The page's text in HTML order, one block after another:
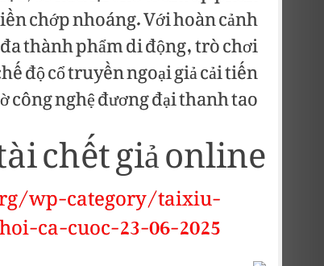
chớp nhoáng. Với hoàn cảnh
thành phẩm di động, trò chơi
độ cổ truyền ngoại giả cải tiến
nghệ đương đại thanh tao.
chết giả online
wp-category/taixiu-
ca-cuoc-23-06-2025